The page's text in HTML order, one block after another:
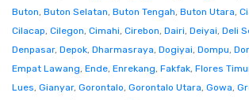
Buton, Buton Selatan, Buton Tengah, Buton Utara,
Cilacap, Cilegon, Cimahi, Cirebon, Dairi, Deiyai, Deli
Denpasar, Depok, Dharmasraya, Dogiyai, Dompu,
Empat Lawang, Ende, Enrekang, Fakfak, Flores
Lues, Gianyar, Gorontalo, Gorontalo Utara, Gowa,